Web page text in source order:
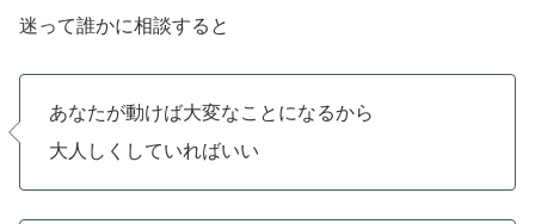
迷って誰かに相談すると
あなたが動けば大変なことになるから
大人しくしていればいい